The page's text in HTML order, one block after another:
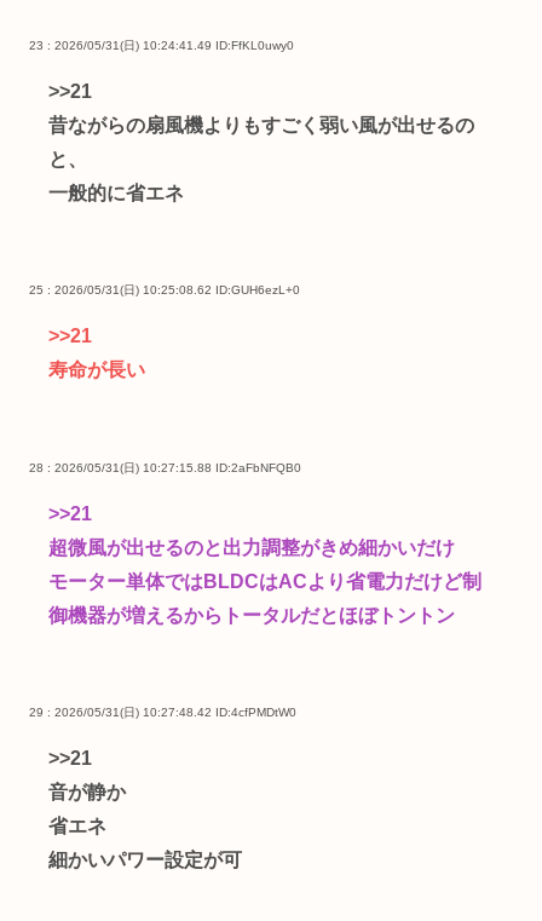
23 : 2026/05/31(日) 10:24:41.49 ID:FfKL0uwy0
>>21
昔ながらの扇風機よりもすごく弱い風が出せるの
と、
一般的に省エネ
25 : 2026/05/31(日) 10:25:08.62 ID:GUH6ezL+0
>>21
寿命が長い
28 : 2026/05/31(日) 10:27:15.88 ID:2aFbNFQB0
>>21
超微風が出せるのと出力調整がきめ細かいだけ
モーター単体ではBLDCはACより省電力だけど制
御機器が増えるからトータルだとほぼトントン
29 : 2026/05/31(日) 10:27:48.42 ID:4cfPMDtW0
>>21
音が静か
省エネ
細かいパワー設定が可